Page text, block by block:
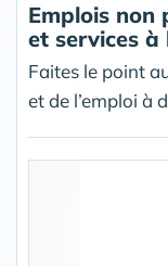
Emplois non
et services à
Faites le point
et de l’emploi à